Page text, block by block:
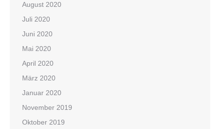
August 2020
Juli 2020
Juni 2020
Mai 2020
April 2020
März 2020
Januar 2020
November 2019
Oktober 2019